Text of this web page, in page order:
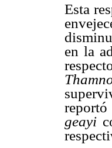
Esta
en la
reportó
geayi